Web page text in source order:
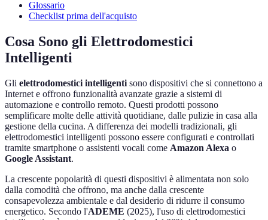
Glossario
Checklist prima dell'acquisto
Cosa Sono gli Elettrodomestici
Intelligenti
Gli elettrodomestici intelligenti sono dispositivi che si connettono a
Internet e offrono funzionalità avanzate grazie a sistemi di
automazione e controllo remoto. Questi prodotti possono
semplificare molte delle attività quotidiane, dalle pulizie in casa alla
gestione della cucina. A differenza dei modelli tradizionali, gli
elettrodomestici intelligenti possono essere configurati e controllati
tramite smartphone o assistenti vocali come Amazon Alexa o
Google Assistant.
La crescente popolarità di questi dispositivi è alimentata non solo
dalla comodità che offrono, ma anche dalla crescente
consapevolezza ambientale e dal desiderio di ridurre il consumo
energetico. Secondo l'ADEME (2025), l'uso di elettrodomestici